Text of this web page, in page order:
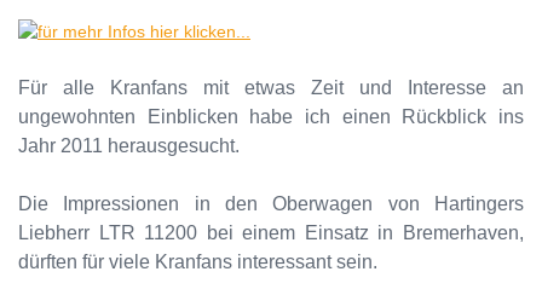
Für alle Kranfans mit etwas Zeit und Interesse an
ungewohnten Einblicken habe ich einen Rückblick ins
Jahr 2011 herausgesucht.
Die Impressionen in den Oberwagen von Hartingers
Liebherr LTR 11200 bei einem Einsatz in Bremerhaven,
dürften für viele Kranfans interessant sein.